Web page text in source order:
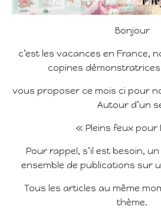
Bonjour
c’est les vacances en France,
copines démonstratrices
vous proposer ce mois ci pour
Autour d’un
« Pleins feux pour
Pour rappel, s’il est besoin,
ensemble de publications sur
Tous les articles au même
thème.